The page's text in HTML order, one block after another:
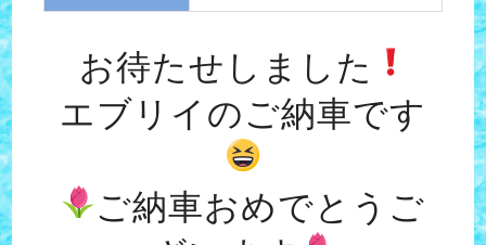
お待たせしました
エブリイのご納車です
ご納車おめでとうご